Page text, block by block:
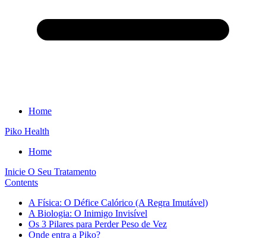
Home
Piko Health
Home
Inicie O Seu Tratamento
Contents
A Física: O Défice Calórico (A Regra Imutável)
A Biologia: O Inimigo Invisível
Os 3 Pilares para Perder Peso de Vez
Onde entra a Piko?